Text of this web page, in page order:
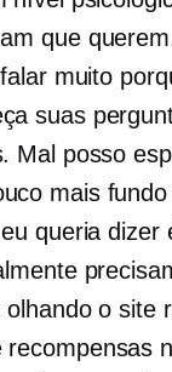
que
muito
suas
Mal posso
mais fundo
queria dizer
o site